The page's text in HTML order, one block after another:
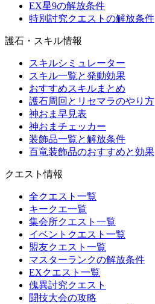
EX星9の解放条件
特別討究クエストの解放条件
護石・スキル情報
スキルシミュレーター
スキル一覧と発動効果
おすすめスキルまとめ
護石周回とリセマラのやり方
神おま早見表
神おまチェッカー
装飾品一覧と解放条件
百竜装飾品のおすすめと効果
クエスト情報
全クエスト一覧
キークエ一覧
集会所クエスト一覧
イベントクエスト一覧
盟友クエスト一覧
マスターランクの解放条件
EXクエスト一覧
傀異討究クエスト
闘技大会の攻略